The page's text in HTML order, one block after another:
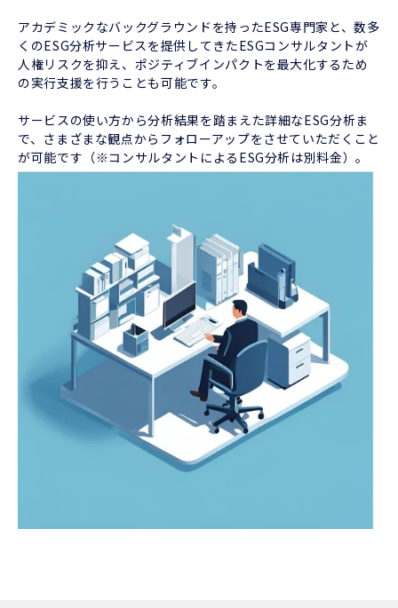
アカデミックなバックグラウンドを持ったESG専門家と、数多
くのESG分析サービスを提供してきたESGコンサルタントが
人権リスクを抑え、ポジティブインパクトを最大化するため
の実行支援を行うことも可能です。
サービスの使い方から分析結果を踏まえた詳細なESG分析ま
で、さまざまな観点からフォローアップをさせていただくこと
が可能です（※コンサルタントによるESG分析は別料金）。